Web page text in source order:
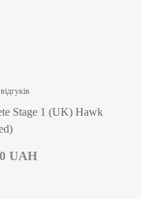
Stage 1 (UK) Hawk
UAH